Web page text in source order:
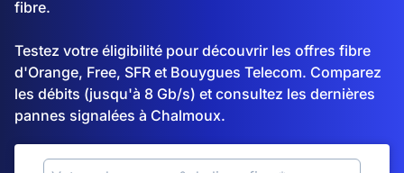
fibre.
Testez votre éligibilité pour découvrir les offres fibre
d'Orange, Free, SFR et Bouygues Telecom. Comparez
les débits (jusqu'à 8 Gb/s) et consultez les dernières
pannes signalées à Chalmoux.